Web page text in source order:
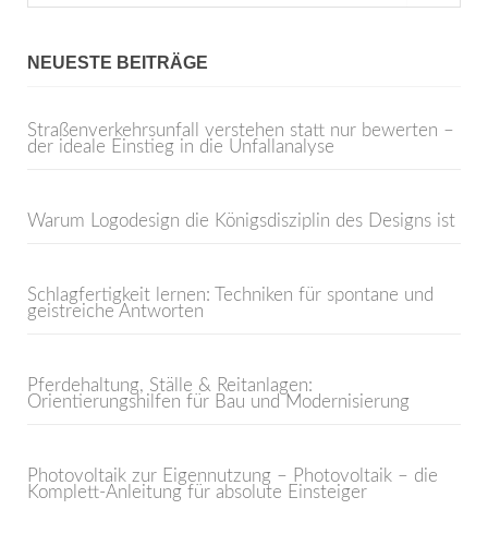
NEUESTE BEITRÄGE
Straßenverkehrsunfall verstehen statt nur bewerten –
der ideale Einstieg in die Unfallanalyse
Warum Logodesign die Königsdisziplin des Designs ist
Schlagfertigkeit lernen: Techniken für spontane und
geistreiche Antworten
Pferdehaltung, Ställe & Reitanlagen:
Orientierungshilfen für Bau und Modernisierung
Photovoltaik zur Eigennutzung – Photovoltaik – die
Komplett-Anleitung für absolute Einsteiger